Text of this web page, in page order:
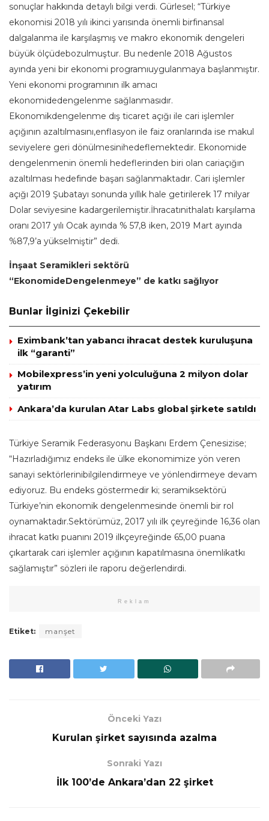
sonuçlar hakkında detaylı bilgi verdi. Gürlesel; “Türkiye
ekonomisi 2018 yılı ikinci yarısında önemli birfinansal
dalgalanma ile karşılaşmış ve makro ekonomik dengeleri
büyük ölçüdebozulmuştur. Bu nedenle 2018 Ağustos
ayında yeni bir ekonomi programıuygulanmaya başlanmıştır.
Yeni ekonomi programının ilk amacı
ekonomidedengelenme sağlanmasıdır.
Ekonomikdengelenme dış ticaret açığı ile cari işlemler
açığının azaltılmasını,enflasyon ile faiz oranlarında ise makul
seviyelere geri dönülmesinihedeflemektedir. Ekonomide
dengelenmenin önemli hedeflerinden biri olan cariaçığın
azaltılması hedefinde başarı sağlanmaktadır. Cari işlemler
açığı 2019 Şubatayı sonunda yıllık hale getirilerek 17 milyar
Dolar seviyesine kadargerilemiştir.İhracatınithalatı karşılama
oranı 2017 yılı Ocak ayında % 57,8 iken, 2019 Mart ayında
%87,9’a yükselmiştir” dedi.
İnşaat Seramikleri sektörü
“EkonomideDengelenmeye” de katkı sağlıyor
Bunlar İlginizi Çekebilir
Eximbank’tan yabancı ihracat destek kuruluşuna
ilk “garanti”
Mobilexpress’in yeni yolculuğuna 2 milyon dolar
yatırım
Ankara’da kurulan Atar Labs global şirkete satıldı
Türkiye Seramik Federasyonu Başkanı Erdem Çenesizise;
“Hazırladığımız endeks ile ülke ekonomimize yön veren
sanayi sektörlerinibilgilendirmeye ve yönlendirmeye devam
ediyoruz. Bu endeks göstermedir ki; seramiksektörü
Türkiye’nin ekonomik dengelenmesinde önemli bir rol
oynamaktadır.Sektörümüz, 2017 yılı ilk çeyreğinde 16,36 olan
ihracat katkı puanını 2019 ilkçeyreğinde 65,00 puana
çıkartarak cari işlemler açığının kapatılmasına önemlikatkı
sağlamıştır” sözleri ile raporu değerlendirdi.
Reklam
Etiket: manşet
Önceki Yazı
Kurulan şirket sayısında azalma
Sonraki Yazı
İlk 100’de Ankara’dan 22 şirket